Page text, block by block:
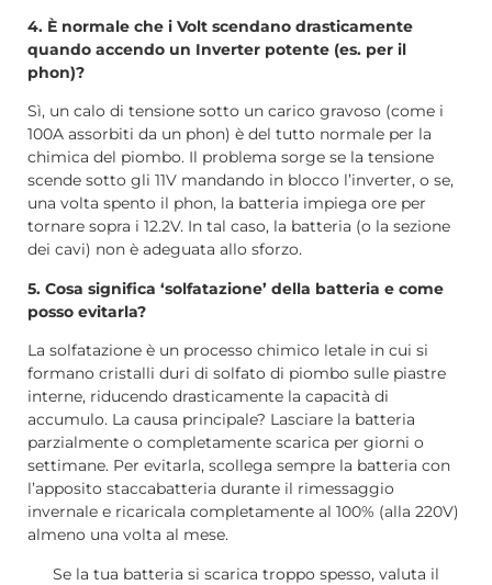
4. È normale che i Volt scendano drasticamente
quando accendo un Inverter potente (es. per il
phon)?
Sì, un calo di tensione sotto un carico gravoso (come i
100A assorbiti da un phon) è del tutto normale per la
chimica del piombo. Il problema sorge se la tensione
scende sotto gli 11V mandando in blocco l’inverter, o se,
una volta spento il phon, la batteria impiega ore per
tornare sopra i 12.2V. In tal caso, la batteria (o la sezione
dei cavi) non è adeguata allo sforzo.
5. Cosa significa ‘solfatazione’ della batteria e come
posso evitarla?
La solfatazione è un processo chimico letale in cui si
formano cristalli duri di solfato di piombo sulle piastre
interne, riducendo drasticamente la capacità di
accumulo. La causa principale? Lasciare la batteria
parzialmente o completamente scarica per giorni o
settimane. Per evitarla, scollega sempre la batteria con
l’apposito staccabatteria durante il rimessaggio
invernale e ricaricala completamente al 100% (alla 220V)
almeno una volta al mese.
Se la tua batteria si scarica troppo spesso, valuta il